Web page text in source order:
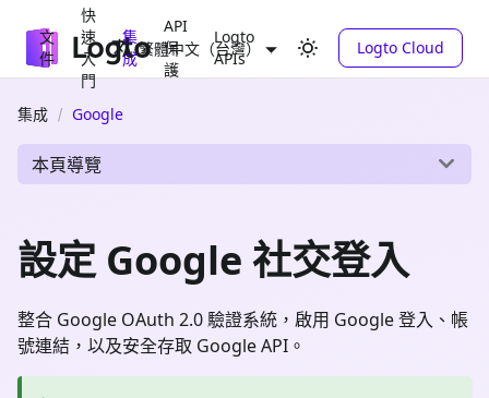
文
件
快
速
入
門
集
成
API
保
護
Logto
APIs
繁體中文（台灣） Logto Cloud
集成 Google
本頁導覽
設定 Google 社交登入
整合 Google OAuth 2.0 驗證系統，啟用 Google 登入、帳
號連結，以及安全存取 Google API。